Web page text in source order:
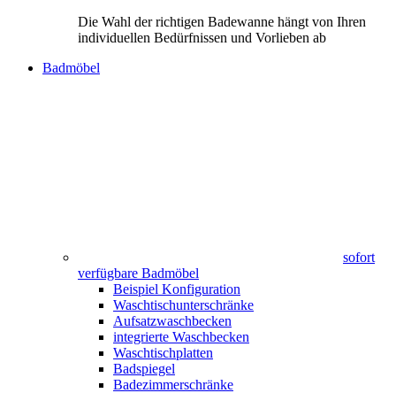
Die Wahl der richtigen Badewanne hängt von Ihren
individuellen Bedürfnissen und Vorlieben ab
Badmöbel
sofort
verfügbare Badmöbel
Beispiel Konfiguration
Waschtischunterschränke
Aufsatzwaschbecken
integrierte Waschbecken
Waschtischplatten
Badspiegel
Badezimmerschränke